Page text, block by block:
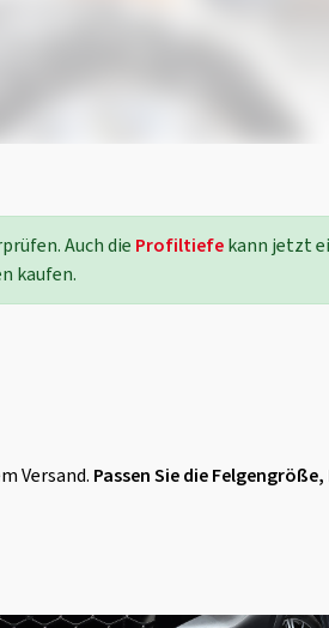
Auch die Profiltiefekann jetzt
kaufen.
Versand. Passen Sie die